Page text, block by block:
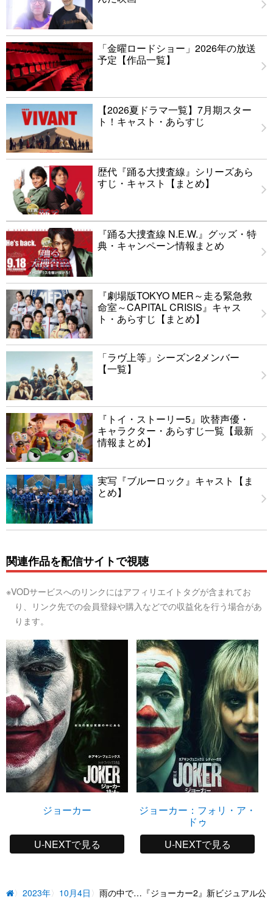
「金曜ロードショー」2026年の放送
予定【作品一覧】
【2026夏ドラマ一覧】7月期スター
ト！キャスト・あらすじ
歴代『踊る大捜査線』シリーズあら
すじ・キャスト【まとめ】
『踊る大捜査線 N.E.W.』グッズ・特
典・キャンペーン情報まとめ
『劇場版TOKYO MER～走る緊急救
命室～CAPITAL CRISIS』キャス
ト・あらすじ【まとめ】
「ラヴ上等」シーズン2メンバー
【一覧】
『トイ・ストーリー5』吹替声優・
キャラクター・あらすじ一覧【最新
情報まとめ】
実写『ブルーロック』キャスト【ま
とめ】
関連作品を配信サイトで視聴
※VODサービスへのリンクにはアフィリエイトタグが含まれてお
り、リンク先での会員登録や購入などでの収益化を行う場合があ
ります。
ジョーカー
U-NEXTで見る
ジョーカー：フォリ・ア・
ドゥ
U-NEXTで見る
2023年 10月4日 雨の中で…『ジョーカー2』新ビジュアル公